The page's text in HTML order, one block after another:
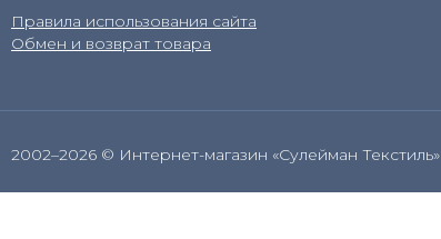
Правила использования сайта
Обмен и возврат товара
2002–2026 © Интернет-магазин «Сулейман Текстиль»